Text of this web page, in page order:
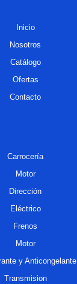
Inicio
Nosotros
Catálogo
Ofertas
Contacto
Carrocería
Motor
Dirección
Eléctrico
Frenos
Motor
y Anticongelante
Transmision